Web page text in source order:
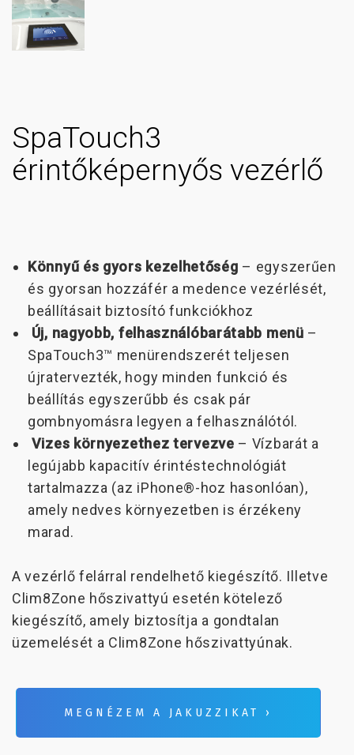
SpaTouch3
érintőképernyős vezérlő
Könnyű és gyors kezelhetőség – egyszerűen
és gyorsan hozzáfér a medence vezérlését,
beállításait biztosító funkciókhoz
Új, nagyobb, felhasználóbarátabb menü –
SpaTouch3™ menürendszerét teljesen
újratervezték, hogy minden funkció és
beállítás egyszerűbb és csak pár
gombnyomásra legyen a felhasználótól.
Vizes környezethez tervezve – Vízbarát a
legújabb kapacitív érintéstechnológiát
tartalmazza (az iPhone®-hoz hasonlóan),
amely nedves környezetben is érzékeny
marad.
A vezérlő felárral rendelhető kiegészítő. Illetve
Clim8Zone hőszivattyú esetén kötelező
kiegészítő, amely biztosítja a gondtalan
üzemelését a Clim8Zone hőszivattyúnak.
MEGNÉZEM A JAKUZZIKAT ›